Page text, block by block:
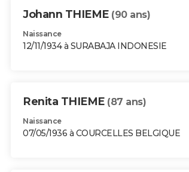
Johann THIEME (90 ans)
Naissance
12/11/1934 à SURABAJA INDONESIE
Renita THIEME (87 ans)
Naissance
07/05/1936 à COURCELLES BELGIQUE